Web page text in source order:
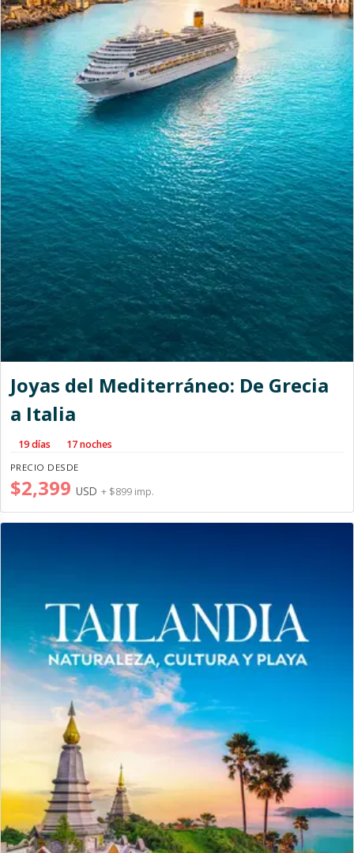
Joyas del Mediterráneo: De Grecia
a Italia
19 días 17 noches
PRECIO DESDE
$2,399 USD + $899 imp.